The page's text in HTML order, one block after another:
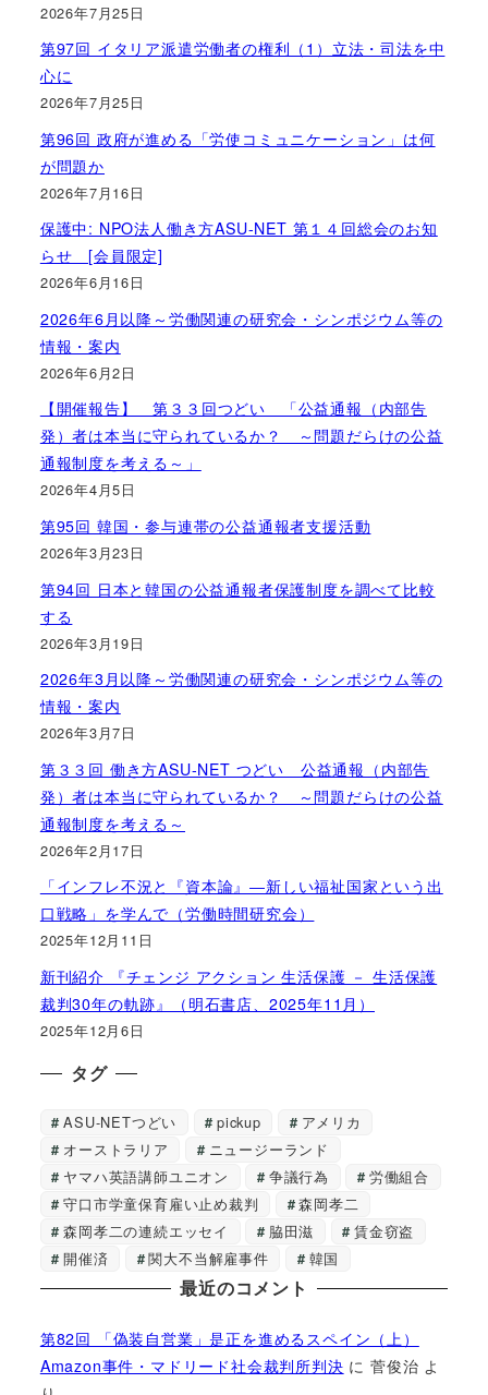
2026年7月25日
第97回 イタリア派遣労働者の権利（1）立法・司法を中
心に
2026年7月25日
第96回 政府が進める「労使コミュニケーション」は何
が問題か
2026年7月16日
保護中: NPO法人働き方ASU-NET 第１４回総会のお知
らせ [会員限定]
2026年6月16日
2026年6月以降～労働関連の研究会・シンポジウム等の
情報・案内
2026年6月2日
【開催報告】 第３３回つどい 「公益通報（内部告
発）者は本当に守られているか？ ～問題だらけの公益
通報制度を考える～」
2026年4月5日
第95回 韓国・参与連帯の公益通報者支援活動
2026年3月23日
第94回 日本と韓国の公益通報者保護制度を調べて比較
する
2026年3月19日
2026年3月以降～労働関連の研究会・シンポジウム等の
情報・案内
2026年3月7日
第３３回 働き方ASU-NET つどい 公益通報（内部告
発）者は本当に守られているか？ ～問題だらけの公益
通報制度を考える～
2026年2月17日
「インフレ不況と『資本論』―新しい福祉国家という出
口戦略」を学んで（労働時間研究会）
2025年12月11日
新刊紹介 『チェンジ アクション 生活保護 － 生活保護
裁判30年の軌跡』（明石書店、2025年11月）
2025年12月6日
タグ
ASU-NETつどい pickup
アメリカ
オーストラリア
ニュージーランド
ヤマハ英語講師ユニオン
争議行為
労働組合
守口市学童保育雇い止め裁判
森岡孝二
森岡孝二の連続エッセイ
脇田滋
賃金窃盗
開催済
関大不当解雇事件 韓国
最近のコメント
第82回 「偽装自営業」是正を進めるスペイン（上）
Amazon事件・マドリード社会裁判所判決 に菅俊治 よ